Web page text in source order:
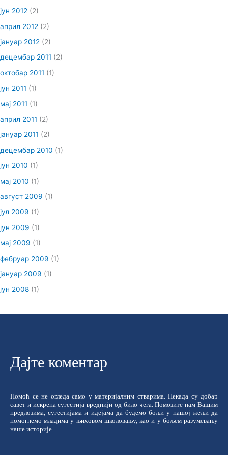
јун 2012 (2)
април 2012 (2)
јануар 2012 (2)
децембар 2011 (2)
октобар 2011 (1)
јун 2011 (1)
мај 2011 (1)
април 2011 (2)
јануар 2011 (2)
децембар 2010 (1)
јун 2010 (1)
мај 2010 (1)
август 2009 (1)
јул 2009 (1)
јун 2009 (1)
мај 2009 (1)
фебруар 2009 (1)
јануар 2009 (1)
јун 2008 (1)
Дајте коментар
Помоћ се не огледа само у материјалним стварима. Некада су добар
савет и искрена сугестија вреднији од било чега. Помозите нам Вашим
предлозима, сугестијама и идејама да будемо бољи у нашој жељи да
помогнемо младима у њиховом школовању, као и у бољем разумевању
наше историје.